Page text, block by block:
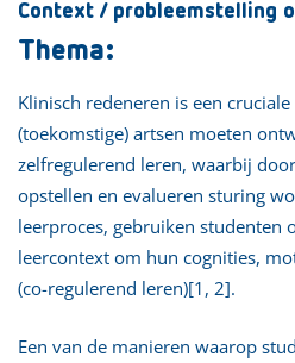
Context / probleemstelling
Thema:
Klinisch redeneren is een
(toekomstige) artsen moeten
zelfregulerend leren, waarbij
opstellen en evalueren sturing
leerproces, gebruiken studenten
leercontext om hun cognities,
(co-regulerend leren)[1, 2].
Een van de manieren waarop